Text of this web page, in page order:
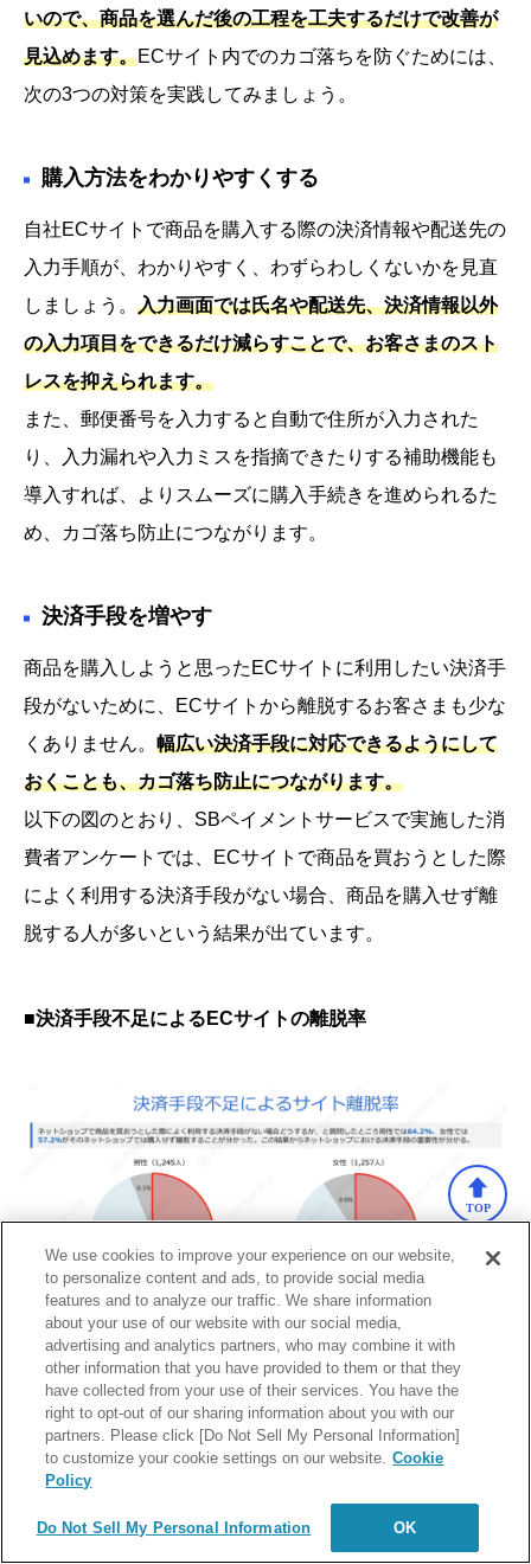
いので、商品を選んだ後の工程を工夫するだけで改善が
見込めます。ECサイト内でのカゴ落ちを防ぐためには、
次の3つの対策を実践してみましょう。
購入方法をわかりやすくする
自社ECサイトで商品を購入する際の決済情報や配送先の
入力手順が、わかりやすく、わずらわしくないかを見直
しましょう。 入力画面では氏名や配送先、決済情報以外
の入力項目をできるだけ減らすことで、お客さまのスト
レスを抑えられます。
また、郵便番号を入力すると自動で住所が入力された
り、入力漏れや入力ミスを指摘できたりする補助機能も
導入すれば、よりスムーズに購入手続きを進められるた
め、カゴ落ち防止につながります。
決済手段を増やす
商品を購入しようと思ったECサイトに利用したい決済手
段がないために、ECサイトから離脱するお客さまも少な
くありません。 幅広い決済手段に対応できるようにして
おくことも、カゴ落ち防止につながります。
以下の図のとおり、SBペイメントサービスで実施した消
費者アンケートでは、ECサイトで商品を買おうとした際
によく利用する決済手段がない場合、商品を購入せず離
脱する人が多いという結果が出ています。
■決済手段不足によるECサイトの離脱率
出典：SBペイメントサービス株式会社「 ネットショップ
で物品を購入する際の決済手段に関する調査」（2023年
3月）
▼ECサイトの決済手段については、以下の記事で詳しく
TOP
We use cookies to improve your experience on our website,
to personalize content and ads, to provide social media
features and to analyze our traffic. We share information
about your use of our website with our social media,
advertising and analytics partners, who may combine it with
other information that you have provided to them or that they
have collected from your use of their services. You have the
right to opt-out of our sharing information about you with our
partners. Please click [Do Not Sell My Personal Information]
to customize your cookie settings on our website. Cookie
Policy
Do Not Sell My Personal Information OK